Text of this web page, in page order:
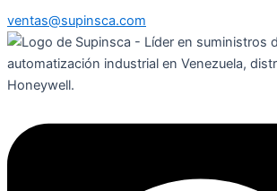
ventas@supinsca.com